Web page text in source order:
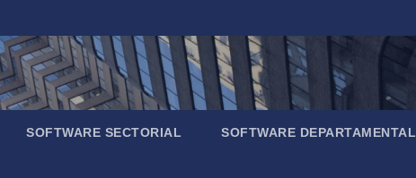
SOFTWARE SECTORIAL SOFTWARE DEPARTAMENTAL